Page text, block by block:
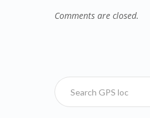
Comments are closed.